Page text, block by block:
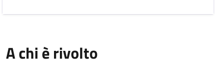
A chi è rivolto